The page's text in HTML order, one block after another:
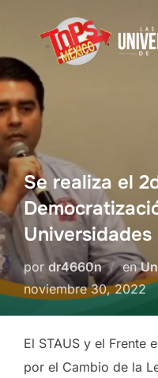
contenido
Se realiza el
por dr4660n en
noviembre 30, 2022
El STAUS y el Frente
por el Cambio de la